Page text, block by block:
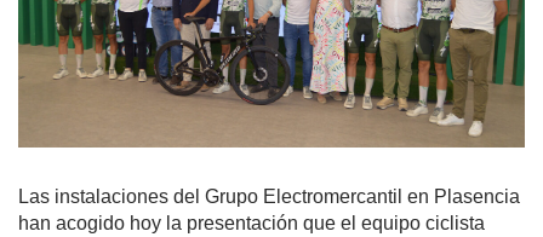
Las instalaciones del Grupo Electromercantil en Plasencia
han acogido hoy la presentación que el equipo ciclista